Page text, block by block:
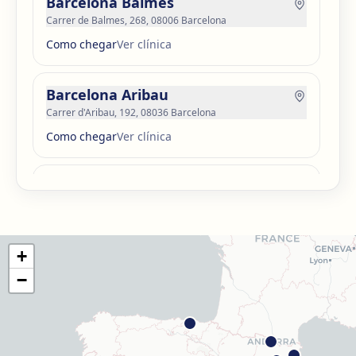
Carrer de Balmes, 268, 08006 Barcelona
Como chegarVer clínica
Barcelona Aribau
Carrer d'Aribau, 192, 08036 Barcelona
Como chegarVer clínica
Barcelona Guinardó
Carrer dels Madrazo, 60-66, Sarrià-Sant Gervasi, 08006
Como chegar Ver clínica
+
−